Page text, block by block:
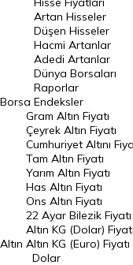
En Çok Düşen Hisseler
Hacmi Artanlar
Geçmiş Kapanışlar
Dünya Borsaları
Raporlar
Endeksler
DÖVİZ
Döviz Kuru
Dolar Kuru
Euro Kuru
Borsa
Artan Hisseler
Düşen Hisseler
Hacmi Artanlar
Adedi Artanlar
Dünya Borsaları
Raporlar
Endeksler
Altın
Gram Altın Fiyatı
Çeyrek Altın Fiyatı
Cumhuriyet Altını
Tam Altın Fiyatı
Yarım Altın Fiyatı
Has Altın Fiyatı
Ons Altın Fiyatı
22 Ayar Bilezik Fiyatı
Altın KG (Dolar) Fiyatı
Altın KG (Euro) Fiyatı
Dolar